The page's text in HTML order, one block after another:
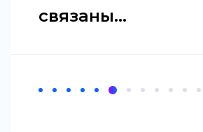
связаны...